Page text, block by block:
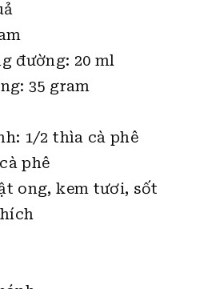
đường: 20 ml
35 gram
1/2 thìa cà phê
phê
ong, kem tươi, sốt